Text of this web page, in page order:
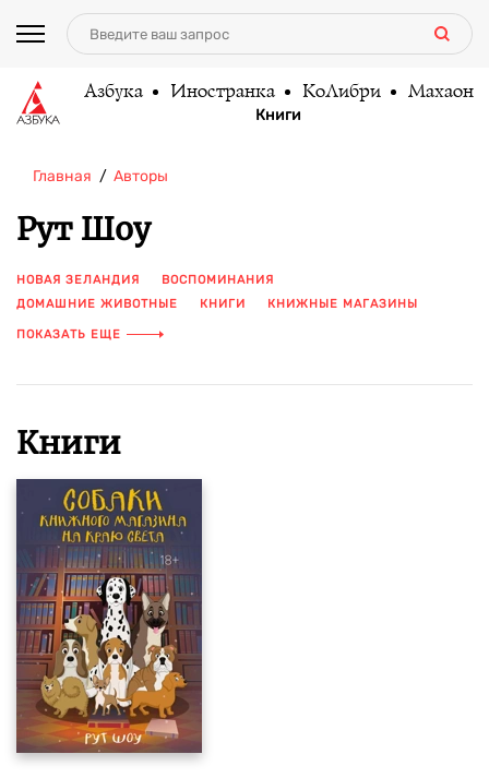
Азбука Иностранка КоЛибри Махаон
Книги
Главная Авторы
Рут Шоу
НОВАЯ ЗЕЛАНДИЯ
ВОСПОМИНАНИЯ
ДОМАШНИЕ ЖИВОТНЫЕ
КНИГИ
КНИЖНЫЕ МАГАЗИНЫ
ЛИЧНЫЕ ИСТОРИИ
ПОКАЗАТЬ ЕЩЕ
Книги